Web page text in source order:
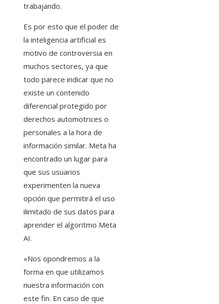
trabajando.
Es por esto que el poder de
la inteligencia artificial es
motivo de controversia en
muchos sectores, ya que
todo parece indicar que no
existe un contenido
diferencial protegido por
derechos automotrices o
personales a la hora de
información similar. Meta ha
encontrado un lugar para
que sus usuarios
experimenten la nueva
opción que permitirá el uso
ilimitado de sus datos para
aprender el algoritmo Meta
AI.
«Nos opondremos a la
forma en que utilizamos
nuestra información con
este fin. En caso de que